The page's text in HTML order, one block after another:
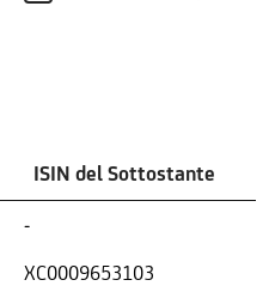
ISIN del Sottostante
-
XC0009653103